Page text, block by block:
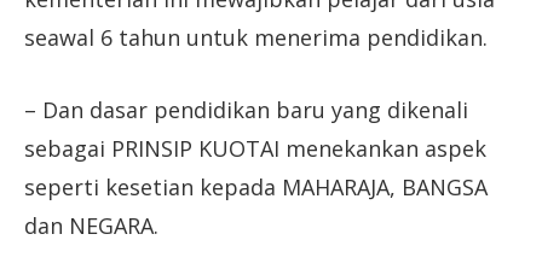
seawal 6 tahun untuk menerima pendidikan.
– Dan dasar pendidikan baru yang dikenali
sebagai PRINSIP KUOTAI menekankan aspek
seperti kesetian kepada MAHARAJA, BANGSA
dan NEGARA.